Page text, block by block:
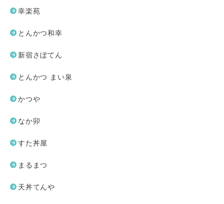
幸楽苑
とんかつ和幸
新宿さぼてん
とんかつ まい泉
かつや
なか卯
すた丼屋
まるまつ
天丼てんや